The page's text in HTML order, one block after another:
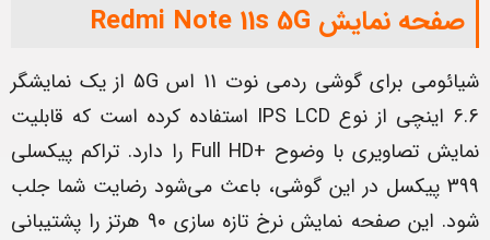
صفحه نمایش Redmi Note 11s 5G
شیائومی برای گوشی ردمی نوت 11 اس 5G از یک نمایشگر
6.6 اینچی از نوع IPS LCD استفاده کرده است که قابلیت
نمایش تصاویری با وضوح +Full HD را دارد. تراکم پیکسلی
399 پیکسل در این گوشی، باعث می‌شود رضایت شما جلب
شود. این صفحه نمایش نرخ تازه سازی 90 هرتز را پشتیبانی